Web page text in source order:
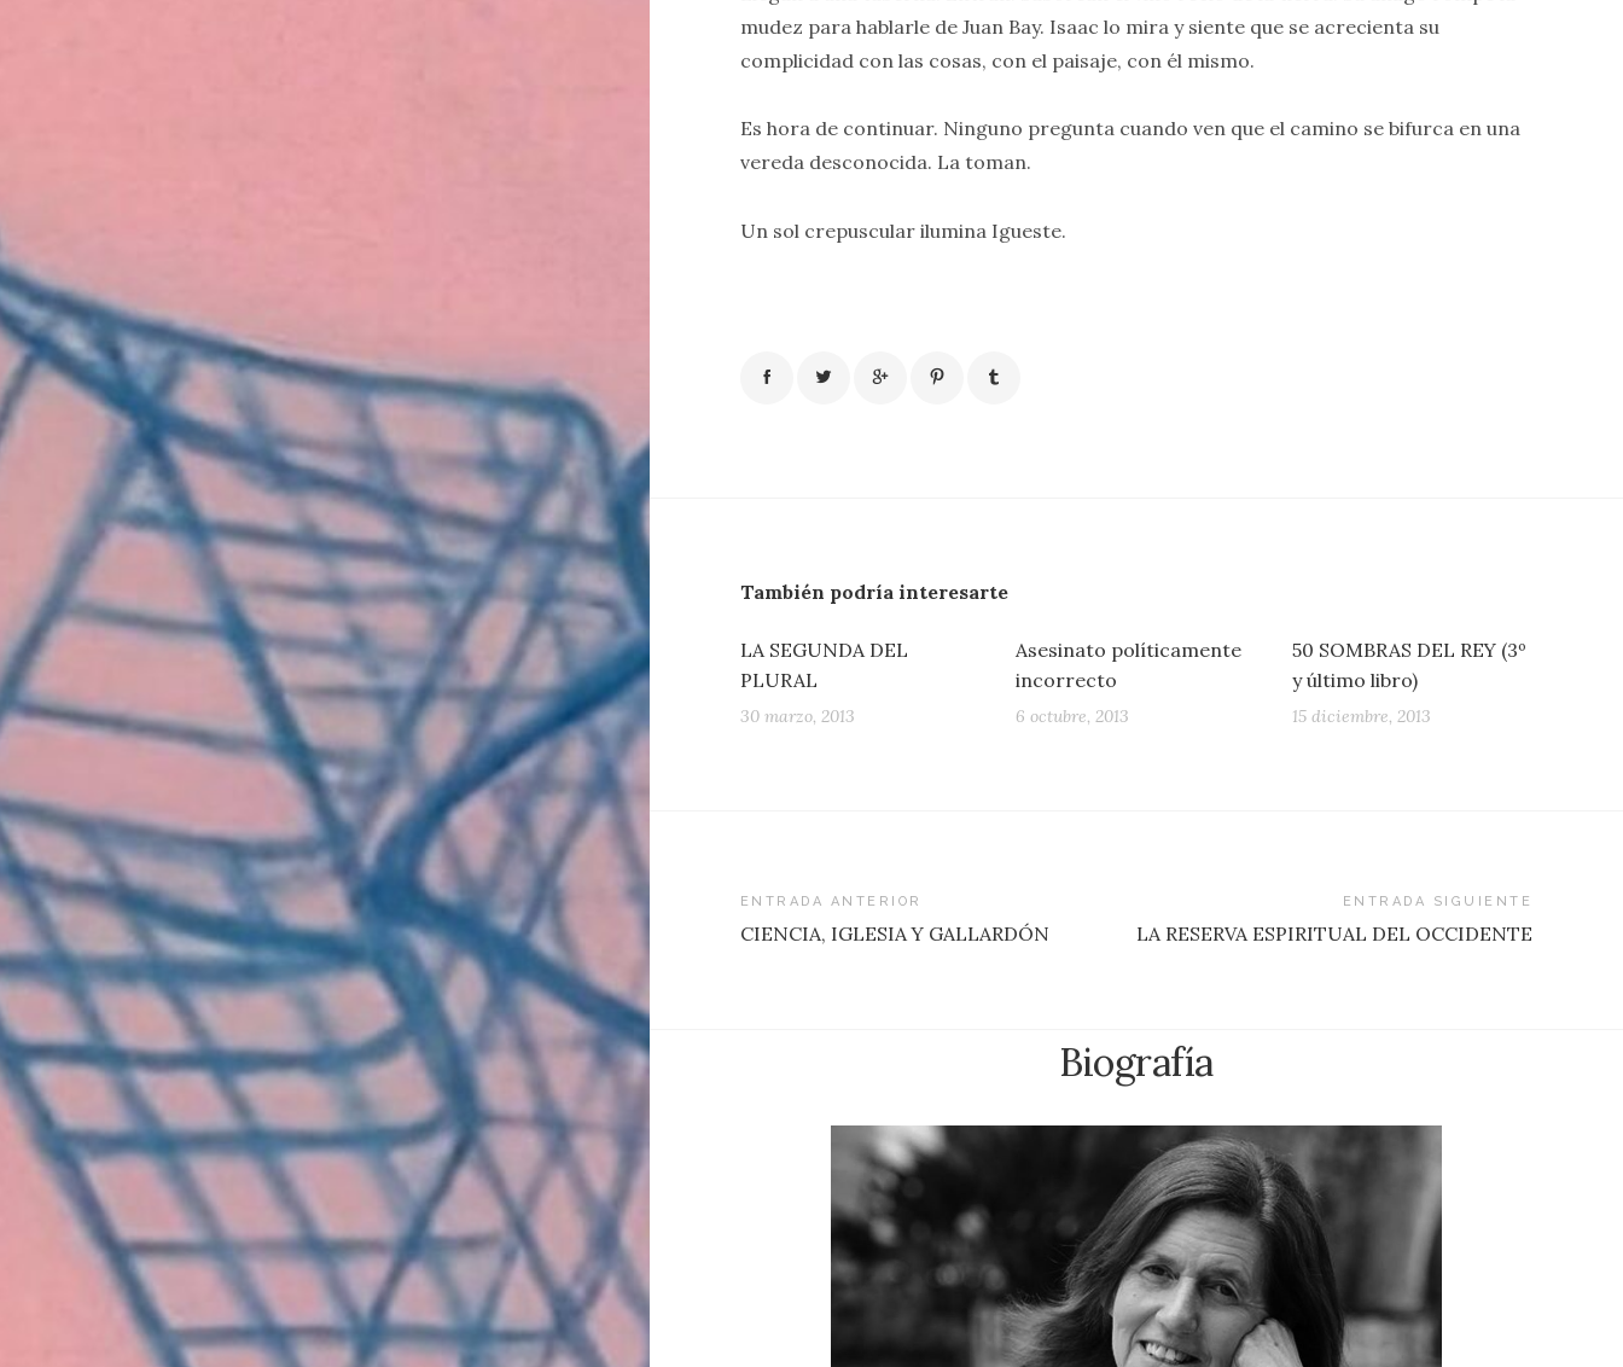
mudez para hablarle de Juan Bay. Isaac lo mira y siente que se acrecienta su
complicidad con las cosas, con el paisaje, con él mismo.
Es hora de continuar. Ninguno pregunta cuando ven que el camino se bifurca en una
vereda desconocida. La toman.
Un sol crepuscular ilumina Igueste.
También podría interesarte
LA SEGUNDA DEL
PLURAL
30 marzo, 2013
Asesinato políticamente
incorrecto
6 octubre, 2013
50 SOMBRAS DEL REY (3º
y último libro)
15 diciembre, 2013
Navegación
de
ENTRADA ANTERIOR
CIENCIA, IGLESIA Y GALLARDÓN
ENTRADA SIGUIENTE
LA RESERVA ESPIRITUAL DEL OCCIDENTE
Biografía